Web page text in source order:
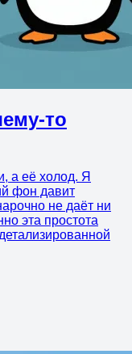
то
а её холод. Я
фон давит
не даёт ни
эта простота